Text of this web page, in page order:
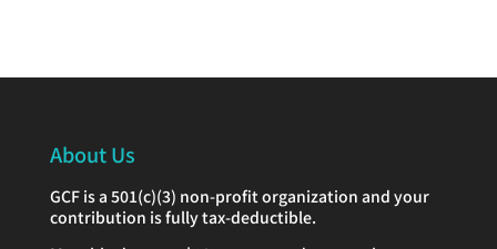
About Us
GCF is a 501(c)(3) non-profit organization and your
contribution is fully tax-deductible.